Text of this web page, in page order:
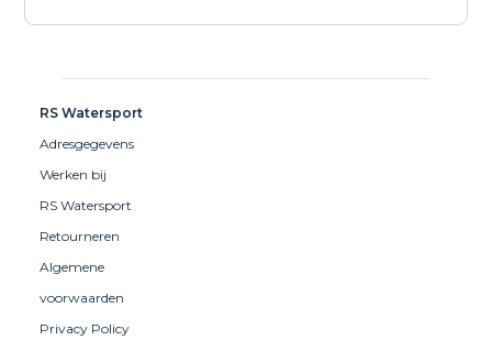
RS Watersport
Adresgegevens
Werken bij
RS Watersport
Retourneren
Algemene
voorwaarden
Privacy Policy